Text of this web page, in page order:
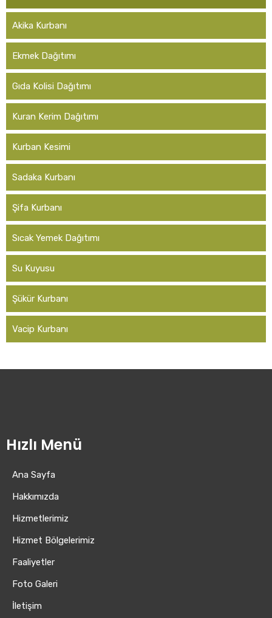
Akika Kurbanı
Ekmek Dağıtımı
Gıda Kolisi Dağıtımı
Kuran Kerim Dağıtımı
Kurban Kesimi
Sadaka Kurbanı
Şifa Kurbanı
Sıcak Yemek Dağıtımı
Su Kuyusu
Şükür Kurbanı
Vacip Kurbanı
Hızlı Menü
Ana Sayfa
Hakkımızda
Hizmetlerimiz
Hizmet Bölgelerimiz
Faaliyetler
Foto Galeri
İletişim